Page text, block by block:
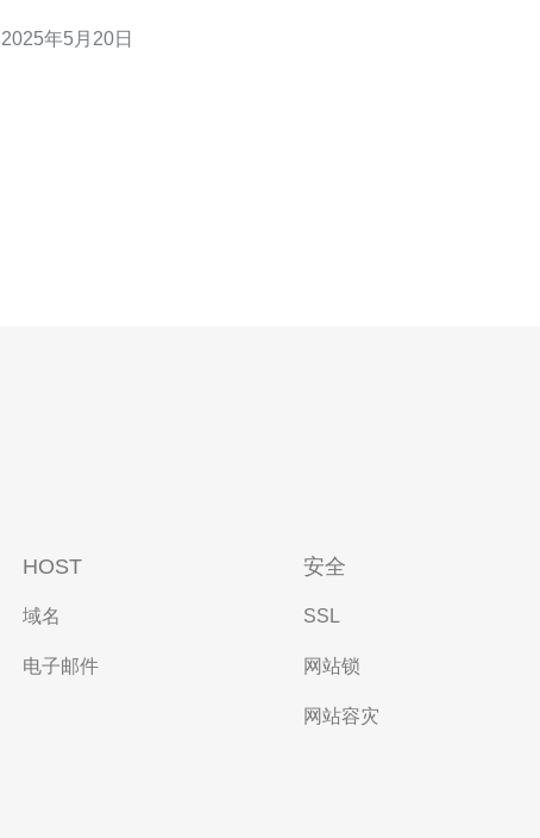
站排名。 多IP香港站群是指在不同IP地址下建立多个与主
2025年5月20日
HOST
域名
电子邮件
安全
SSL
网站锁
网站容灾